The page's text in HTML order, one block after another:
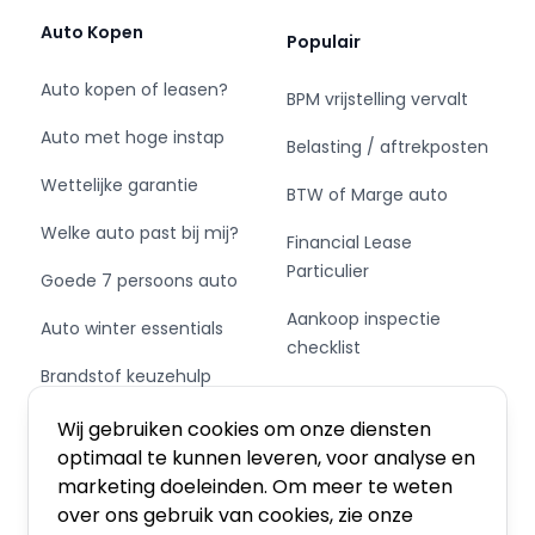
Wij gebruiken cookies om onze diensten
optimaal te kunnen leveren, voor analyse en
marketing doeleinden. Om meer te weten
over ons gebruik van cookies, zie onze
Auto Kopen
Auto kopen of leasen?
Auto met hoge instap
Wettelijke garantie
Welke auto past bij mij?
Goede 7 persoons auto
Auto winter essentials
Brandstof keuzehulp
Schakel of automaat?
Populair
BPM vrijstelling vervalt
Belasting / aftrekposten
BTW of Marge auto
Financial Lease
Particulier
Aankoop inspectie
checklist
Private Leasen,
Financieren of Kopen?